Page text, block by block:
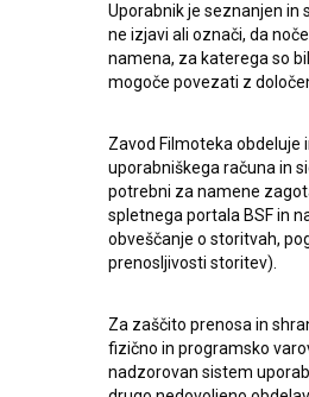
zavod za širjenje filmske kulture
info@filmoteka.si
Mednarodna številka ISSN 2670-787X
Projekt sofinancira:
Uporabnik je seznanjen in
ne izjavi ali označi, da
namena, za katerega so
mogoče povezati z
Zavod Filmoteka obdeluje
uporabniškega računa in
potrebni za namene
spletnega portala BSF in
obveščanje o storitvah,
prenosljivosti storitev).
Za zaščito prenosa in
fizično in programsko
nadzorovan sistem